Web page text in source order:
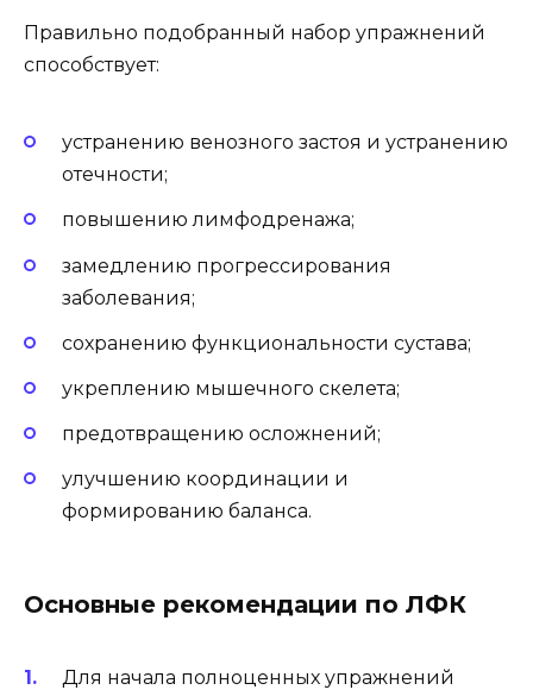
Правильно подобранный набор упражнений
способствует:
устранению венозного застоя и устранению
отечности;
повышению лимфодренажа;
замедлению прогрессирования
заболевания;
сохранению функциональности сустава;
укреплению мышечного скелета;
предотвращению осложнений;
улучшению координации и
формированию баланса.
Основные рекомендации по ЛФК
Для начала полноценных упражнений